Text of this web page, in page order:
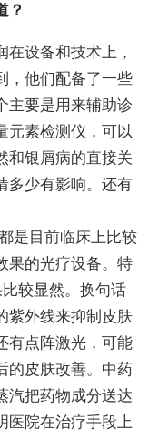
？
设备和技术上，
，他们配备了一些
主要是用来辅助诊
元素检测仪，可以
和银屑病的直接关
多少有影响。还有
是目前临床上比较
果的光疗设备。特
较显然。换句话
紫外线来抑制皮肤
有点阵激光，可能
的皮肤改善。中药
汽把药物成分送达
医院在治疗手段上